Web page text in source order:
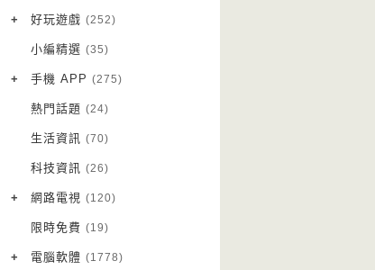
VPN 翻牆
免費資源
字體下載
網站推薦
+ 好玩遊戲 (252)
Android 遊戲
iOS 遊戲
網頁遊戲
電腦遊戲
小編精選 (35)
+ 手機 APP (275)
Android 軟體
iOS 軟體
Root 相關
越獄JB
熱門話題 (24)
生活資訊 (70)
科技資訊 (26)
+ 網路電視 (120)
電視影集
電視節目
限時免費 (19)
+ 電腦軟體 (1778)